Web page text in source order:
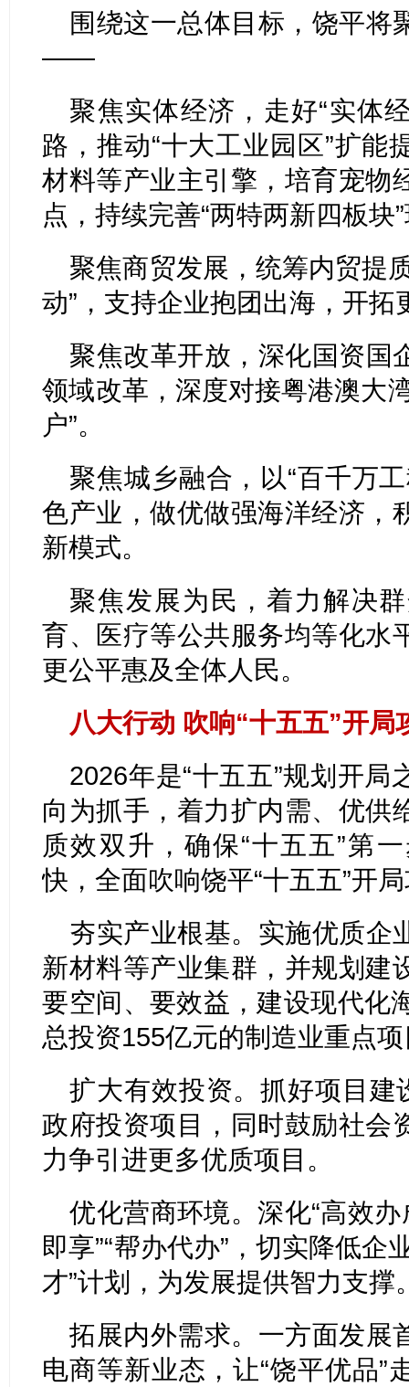
围绕这一总体目标，饶平将
——
聚焦实体经济，走好“实体
路，推动“十大工业园区”扩能
材料等产业主引擎，培育宠物
点，持续完善“两特两新四板块
聚焦商贸发展，统筹内贸提
动”，支持企业抱团出海，开拓
聚焦改革开放，深化国资国
领域改革，深度对接粤港澳大
户”。
聚焦城乡融合，以“百千万
色产业，做优做强海洋经济，
新模式。
聚焦发展为民，着力解决
育、医疗等公共服务均等化水
更公平惠及全体人民。
八大行动 吹响“十五五”开局
2026年是“十五五”规划开
向为抓手，着力扩内需、优供
质效双升，确保“十五五”第
快，全面吹响饶平“十五五”开
夯实产业根基。实施优质企
新材料等产业集群，并规划建
要空间、要效益，建设现代化
总投资155亿元的制造业重点
扩大有效投资。抓好项目建
政府投资项目，同时鼓励社会
力争引进更多优质项目。
优化营商环境。深化“高效
即享”“帮办代办”，切实降低企
才”计划，为发展提供智力支撑
拓展内外需求。一方面发展
电商等新业态，让“饶平优品”